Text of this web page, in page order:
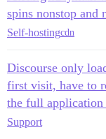
spins nonstop and
Self-hostingcdn
Discourse only
first visit, have to
the full application
Support